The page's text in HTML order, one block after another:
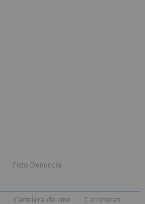
Foto Denuncia
Cartelera de cine Carreteras